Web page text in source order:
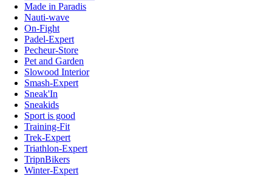
Made in Paradis
Nauti-wave
On-Fight
Padel-Expert
Pecheur-Store
Pet and Garden
Slowood Interior
Smash-Expert
Sneak'In
Sneakids
Sport is good
Training-Fit
Trek-Expert
Triathlon-Expert
TripnBikers
Winter-Expert